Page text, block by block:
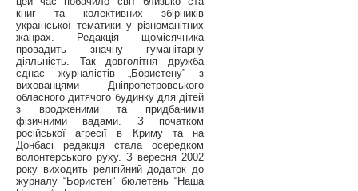
книг та колективних збірників
української тематики у різноманітних
жанрах. Редакція щомісячника
провадить значну гуманітарну
діяльність. Так довголітня дружба
єднає журналістів „Бористену” з
вихованцями Дніпропетровського
обласного дитячого будинку для дітей
з вродженими та придбаними
фізичними вадами. З початком
російської агресії в Криму та на
Донбасі редакція стала осередком
волонтерського руху. З вересня 2002
року виходить релігійний додаток до
журналу “Бористен” бюлетень “Наша